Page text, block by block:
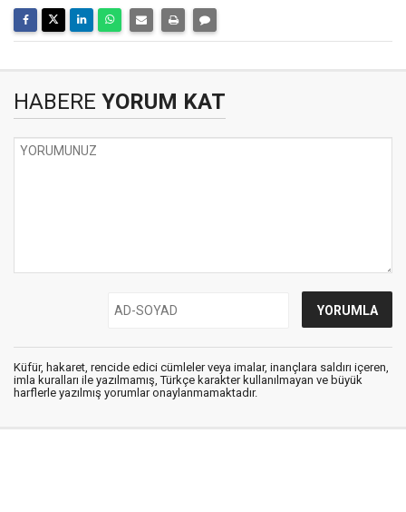
HABERE YORUM KAT
Küfür, hakaret, rencide edici cümleler veya imalar, inançlara saldırı içeren,
imla kuralları ile yazılmamış, Türkçe karakter kullanılmayan ve büyük
harflerle yazılmış yorumlar onaylanmamaktadır.